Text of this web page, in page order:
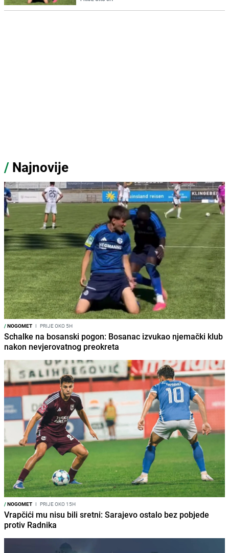
/ Najnovije
/NOGOMET I PRIJE OKO 5H
Schalke na bosanski pogon: Bosanac izvukao njemački klub
nakon nevjerovatnog preokreta
/NOGOMET I PRIJE OKO 15H
Vrapčići mu nisu bili sretni: Sarajevo ostalo bez pobjede
protiv Radnika